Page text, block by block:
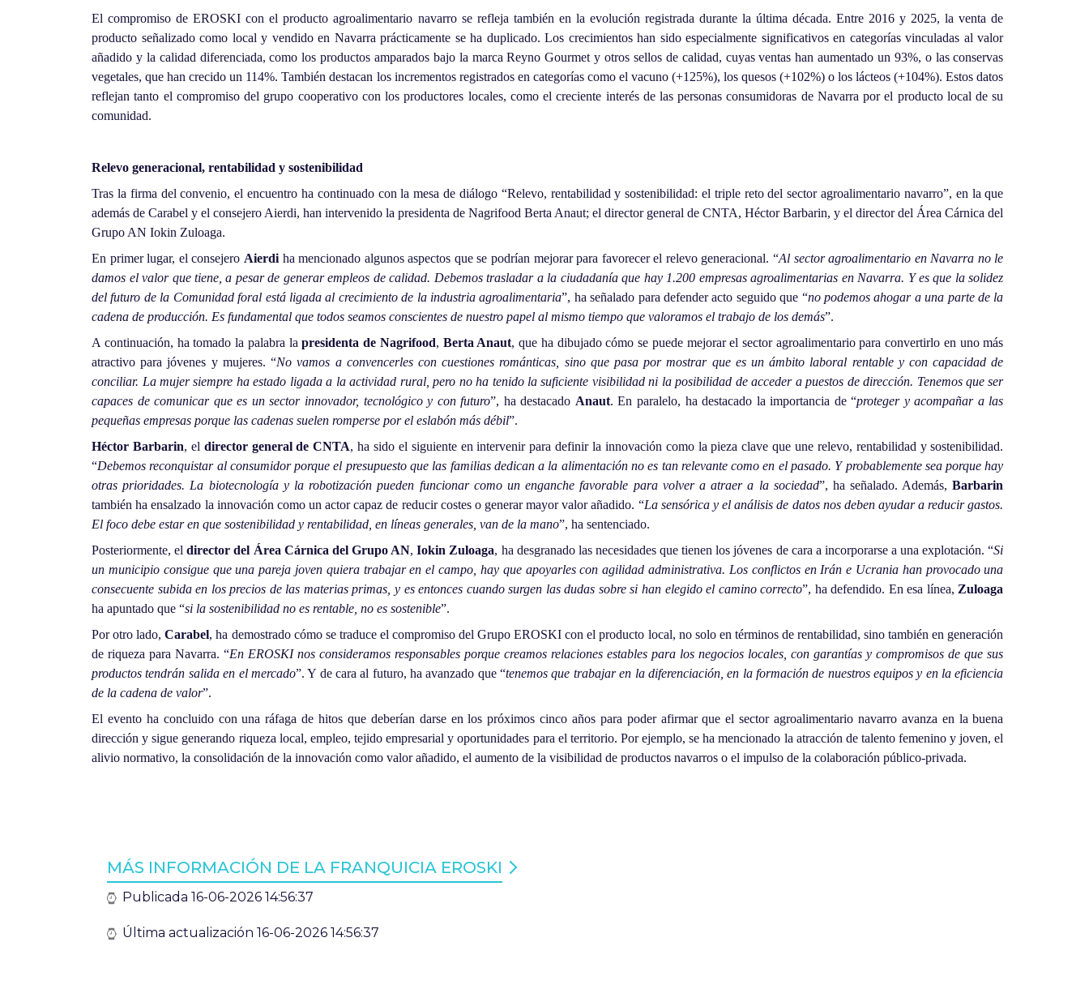
El compromiso de EROSKI con el producto agroalimentario navarro se refleja también en la evolución registrada durante la última década. Entre 2016 y 2025, la venta de
producto señalizado como local y vendido en Navarra prácticamente se ha duplicado. Los crecimientos han sido especialmente significativos en categorías vinculadas al valor
añadido y la calidad diferenciada, como los productos amparados bajo la marca Reyno Gourmet y otros sellos de calidad, cuyas ventas han aumentado un 93%, o las conservas
vegetales, que han crecido un 114%. También destacan los incrementos registrados en categorías como el vacuno (+125%), los quesos (+102%) o los lácteos (+104%). Estos datos
reflejan tanto el compromiso del grupo cooperativo con los productores locales, como el creciente interés de las personas consumidoras de Navarra por el producto local de su
comunidad.
Relevo generacional, rentabilidad y sostenibilidad
Tras la firma del convenio, el encuentro ha continuado con la mesa de diálogo “Relevo, rentabilidad y sostenibilidad: el triple reto del sector agroalimentario navarro”, en la que
además de Carabel y el consejero Aierdi, han intervenido la presidenta de Nagrifood Berta Anaut; el director general de CNTA, Héctor Barbarin, y el director del Área Cárnica del
Grupo AN Iokin Zuloaga.
En primer lugar, el consejero Aierdiha mencionado algunos aspectos que se podrían mejorar para favorecer el relevo generacional. “Al sector agroalimentario en Navarra no le
damos el valor que tiene, a pesar de generar empleos de calidad. Debemos trasladar a la ciudadanía que hay 1.200 empresas agroalimentarias en Navarra. Y es que la solidez
del futuro de la Comunidad foral está ligada al crecimiento de la industria agroalimentaria”, ha señalado para defender acto seguido que “no podemos ahogar a una parte de la
cadena de producción. Es fundamental que todos seamos conscientes de nuestro papel al mismo tiempo que valoramos el trabajo de los demás”.
A continuación, ha tomado la palabra lapresidenta de Nagrifood, Berta Anaut, que ha dibujado cómo se puede mejorar el sector agroalimentario para convertirlo en uno más
atractivo para jóvenes y mujeres. “No vamos a convencerles con cuestiones románticas, sino que pasa por mostrar que es un ámbito laboral rentable y con capacidad de
conciliar. La mujer siempre ha estado ligada a la actividad rural, pero no ha tenido la suficiente visibilidad ni la posibilidad de acceder a puestos de dirección. Tenemos que ser
capaces de comunicar que es un sector innovador, tecnológico y con futuro”, ha destacado Anaut. En paralelo, ha destacado la importancia de “proteger y acompañar a las
pequeñas empresas porque las cadenas suelen romperse por el eslabón más débil”.
Héctor Barbarin, el director general de CNTA, ha sido el siguiente en intervenir para definir la innovación como la pieza clave que une relevo, rentabilidad y sostenibilidad.
“Debemos reconquistar al consumidor porque el presupuesto que las familias dedican a la alimentación no es tan relevante como en el pasado. Y probablemente sea porque hay
otras prioridades. La biotecnología y la robotización pueden funcionar como un enganche favorable para volver a atraer a la sociedad”, ha señalado. Además,Barbarin
también ha ensalzado la innovación como un actor capaz de reducir costes o generar mayor valor añadido. “La sensórica y el análisis de datos nos deben ayudar a reducir gastos.
El foco debe estar en que sostenibilidad y rentabilidad, en líneas generales, van de la mano”, ha sentenciado.
Posteriormente, eldirector del Área Cárnica del Grupo AN,Iokin Zuloaga, ha desgranado las necesidades que tienen los jóvenes de cara a incorporarse a una explotación. “Si
un municipio consigue que una pareja joven quiera trabajar en el campo, hay que apoyarles con agilidad administrativa. Los conflictos en Irán e Ucrania han provocado una
consecuente subida en los precios de las materias primas, y es entonces cuando surgen las dudas sobre si han elegido el camino correcto”, ha defendido. En esa línea, Zuloaga
ha apuntado que “si la sostenibilidad no es rentable, no es sostenible”.
Por otro lado,Carabel, ha demostrado cómo se traduce el compromiso del Grupo EROSKI con el producto local, no solo en términos de rentabilidad, sino también en generación
de riqueza para Navarra. “En EROSKI nos consideramos responsables porque creamos relaciones estables para los negocios locales, con garantías y compromisos de que sus
productos tendrán salida en el mercado”. Y de cara al futuro, ha avanzado que “tenemos que trabajar en la diferenciación, en la formación de nuestros equipos y en la eficiencia
de la cadena de valor”.
El evento ha concluido con una ráfaga de hitos que deberían darse en los próximos cinco años para poder afirmar que el sector agroalimentario navarro avanza en la buena
dirección y sigue generando riqueza local, empleo, tejido empresarial y oportunidades para el territorio. Por ejemplo, se ha mencionado la atracción de talento femenino y joven, el
alivio normativo, la consolidación de la innovación como valor añadido, el aumento de la visibilidad de productos navarros o el impulso de la colaboración público-privada.
MÁS INFORMACIÓN DE LA FRANQUICIA EROSKI
Publicada 16-06-2026 14:56:37
Última actualización 16-06-2026 14:56:37